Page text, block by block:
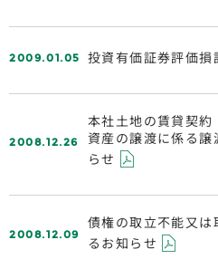
2009.01.05 投資有価証券評価損
2008.12.26
本社土地の賃貸契約
資産の譲渡に係る譲
らせ
2008.12.09 債権の取立不能又は
るお知らせ